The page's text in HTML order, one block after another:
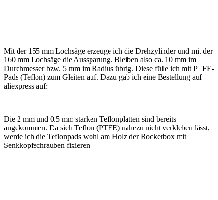
Mit der 155 mm Lochsäge erzeuge ich die Drehzylinder und mit der
160 mm Lochsäge die Aussparung. Bleiben also ca. 10 mm im
Durchmesser bzw. 5 mm im Radius übrig. Diese fülle ich mit PTFE-
Pads (Teflon) zum Gleiten auf. Dazu gab ich eine Bestellung auf
aliexpress auf:
Die 2 mm und 0.5 mm starken Teflonplatten sind bereits
angekommen. Da sich Teflon (PTFE) nahezu nicht verkleben lässt,
werde ich die Teflonpads wohl am Holz der Rockerbox mit
Senkkopfschrauben fixieren.